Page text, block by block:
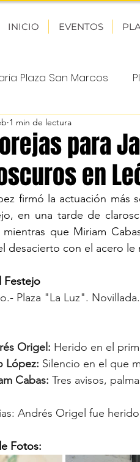
INICIO EVENTOS
Plaza San Marcos
- Guadalajara
Monumental
Balderas
para
en
1 min de lectura
firmó la actuación más
en una tarde de
mientras que Miriam
desacierto con el acero
Festejo
Plaza "La Luz".
Origel: Herido en el
López: Silencio en el que
Cabas: Tres avisos,
Andrés Origel fue
Fotos: